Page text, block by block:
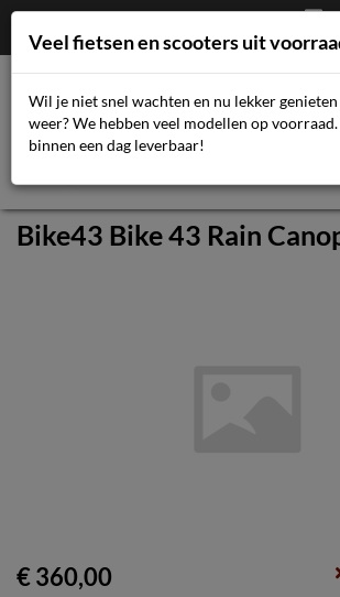
Bike43 Bike 43 Rain
€ 360,00
Veel fietsen en scooters uit
Wil je niet snel wachten en nu lekker
weer? We hebben veel modellen op
binnen een dag leverbaar!